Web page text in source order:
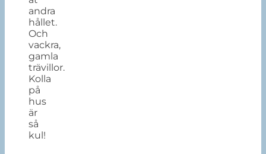
andra
hållet.
Och
vackra,
gamla
trävillor.
Kolla
på
hus
är
så
kul!